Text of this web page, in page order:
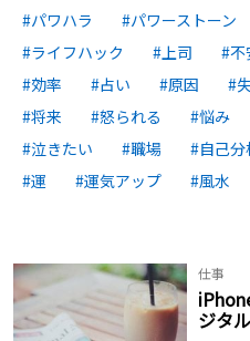
パワハラ
パワーストーン
ライフハック
上司 不
効率
占い 原因
将来
怒られる 悩み
泣きたい
職場 自己分
運
運気アップ 風水
仕事
ジタ